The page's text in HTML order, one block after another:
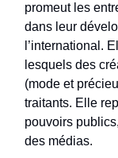
promeut les
dans leur
l’international.
lesquels des
(mode et
traitants. Elle
pouvoirs
des médias.